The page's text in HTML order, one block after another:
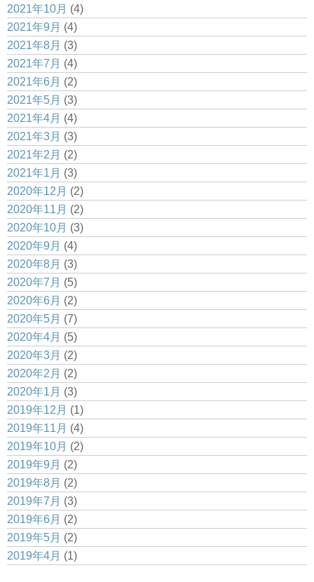
2021年10月 (4)
2021年9月 (4)
2021年8月 (3)
2021年7月 (4)
2021年6月 (2)
2021年5月 (3)
2021年4月 (4)
2021年3月 (3)
2021年2月 (2)
2021年1月 (3)
2020年12月 (2)
2020年11月 (2)
2020年10月 (3)
2020年9月 (4)
2020年8月 (3)
2020年7月 (5)
2020年6月 (2)
2020年5月 (7)
2020年4月 (5)
2020年3月 (2)
2020年2月 (2)
2020年1月 (3)
2019年12月 (1)
2019年11月 (4)
2019年10月 (2)
2019年9月 (2)
2019年8月 (2)
2019年7月 (3)
2019年6月 (2)
2019年5月 (2)
2019年4月 (1)